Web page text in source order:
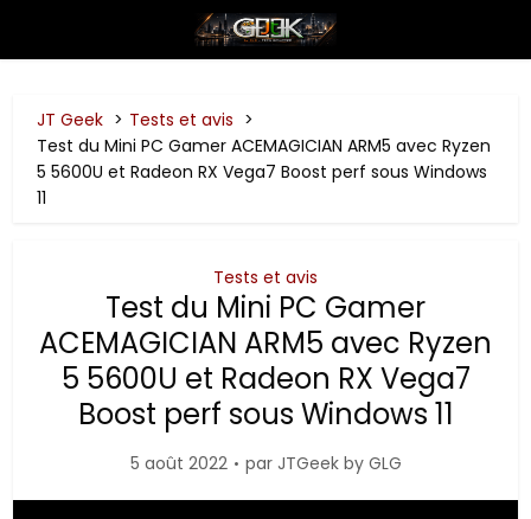
JT Geek
Tests et avis
Test du Mini PC Gamer ACEMAGICIAN ARM5 avec Ryzen
5 5600U et Radeon RX Vega7 Boost perf sous Windows
11
Tests et avis
Test du Mini PC Gamer
ACEMAGICIAN ARM5 avec Ryzen
5 5600U et Radeon RX Vega7
Boost perf sous Windows 11
5 août 2022 par JTGeek by GLG